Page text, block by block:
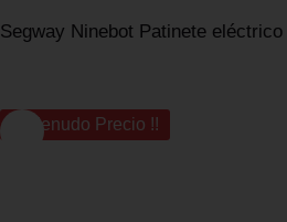
Segway Ninebot Patinete eléctrico
¡¡ Menudo Precio !!